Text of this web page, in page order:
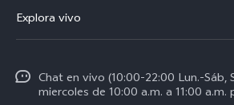
Y21d
Y38 5G
Autenticación de IMEI
Explora vivo
La vida en vivo
Chat en vivo (10:00-22:00 Lun.-Sáb,
miercoles de 10:00 a.m. a 11:00